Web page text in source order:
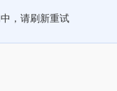
，请刷新重试